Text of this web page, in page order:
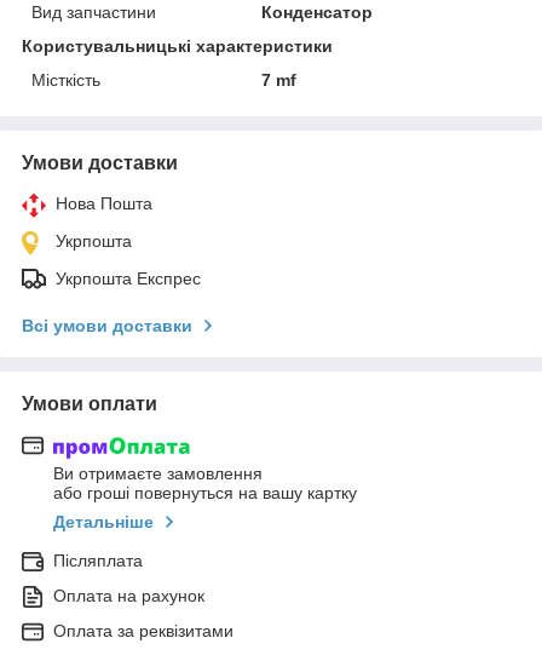
Вид запчастини
Конденсатор
Користувальницькі характеристики
Місткість
7 mf
Умови доставки
Нова Пошта
Укрпошта
Укрпошта Експрес
Всі умови доставки
Умови оплати
Ви отримаєте замовлення
або гроші повернуться на вашу картку
Детальніше
Післяплата
Оплата на рахунок
Оплата за реквізитами